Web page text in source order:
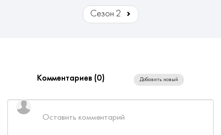
Сезон 2
Комментариев (0) Добавить новый